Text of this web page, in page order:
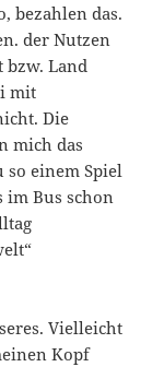
bezahlen das.
der Nutzen
bzw. Land
mit
Die
mich das
so einem Spiel
im Bus schon
Vielleicht
Kopf